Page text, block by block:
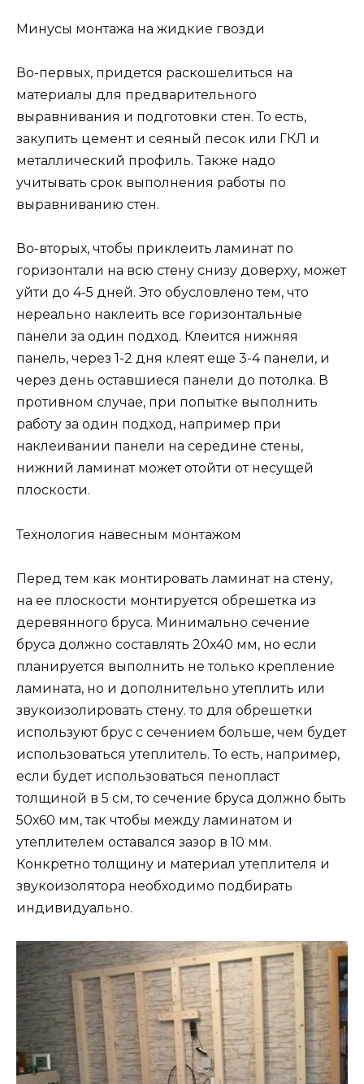
Минусы монтажа на жидкие гвозди
Во-первых, придется раскошелиться на
материалы для предварительного
выравнивания и подготовки стен. То есть,
закупить цемент и сеяный песок или ГКЛ и
металлический профиль. Также надо
учитывать срок выполнения работы по
выравниванию стен.
Во-вторых, чтобы приклеить ламинат по
горизонтали на всю стену снизу доверху, может
уйти до 4-5 дней. Это обусловлено тем, что
нереально наклеить все горизонтальные
панели за один подход. Клеится нижняя
панель, через 1-2 дня клеят еще 3-4 панели, и
через день оставшиеся панели до потолка. В
противном случае, при попытке выполнить
работу за один подход, например при
наклеивании панели на середине стены,
нижний ламинат может отойти от несущей
плоскости.
Технология навесным монтажом
Перед тем как монтировать ламинат на стену,
на ее плоскости монтируется обрешетка из
деревянного бруса. Минимально сечение
бруса должно составлять 20х40 мм, но если
планируется выполнить не только крепление
ламината, но и дополнительно утеплить или
звукоизолировать стену. то для обрешетки
используют брус с сечением больше, чем будет
использоваться утеплитель. То есть, например,
если будет использоваться пенопласт
толщиной в 5 см, то сечение бруса должно быть
50х60 мм, так чтобы между ламинатом и
утеплителем оставался зазор в 10 мм.
Конкретно толщину и материал утеплителя и
звукоизолятора необходимо подбирать
индивидуально.